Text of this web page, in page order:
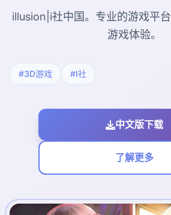
illusion|i社中国。专业的游戏平
游戏体验。
#3D游戏 #I社
中文版下载
了解更多